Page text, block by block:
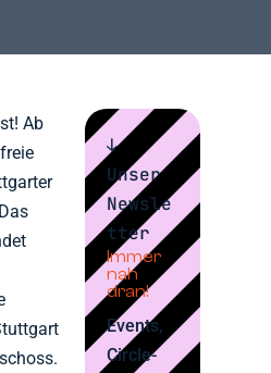
Ab
↓
Unser
Newsle
tter
Immer
nah
dran!
Events,
Circle-